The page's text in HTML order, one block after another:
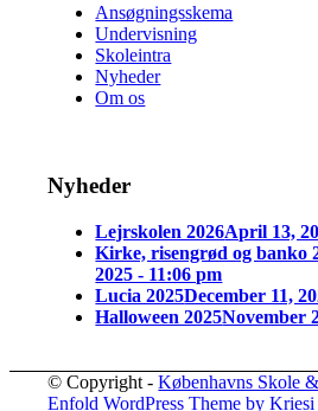
Ansøgningsskema
Undervisning
Skoleintra
Nyheder
Om os
Nyheder
Lejrskolen 2026April 13,
Kirke, risengrød og banko
2025 - 11:06 pm
Lucia 2025December 11,
Halloween 2025November
© Copyright -Københavns Skole
Enfold WordPress Theme by Kriesi